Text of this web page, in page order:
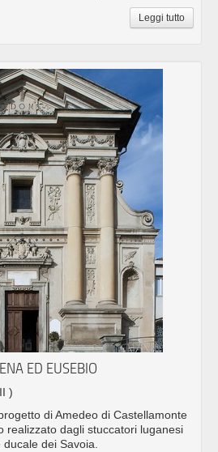
Leggi tutto
ED EUSEBIO
)
di Amedeo di Castellamonte
realizzato dagli stuccatori luganesi
dei Savoia.